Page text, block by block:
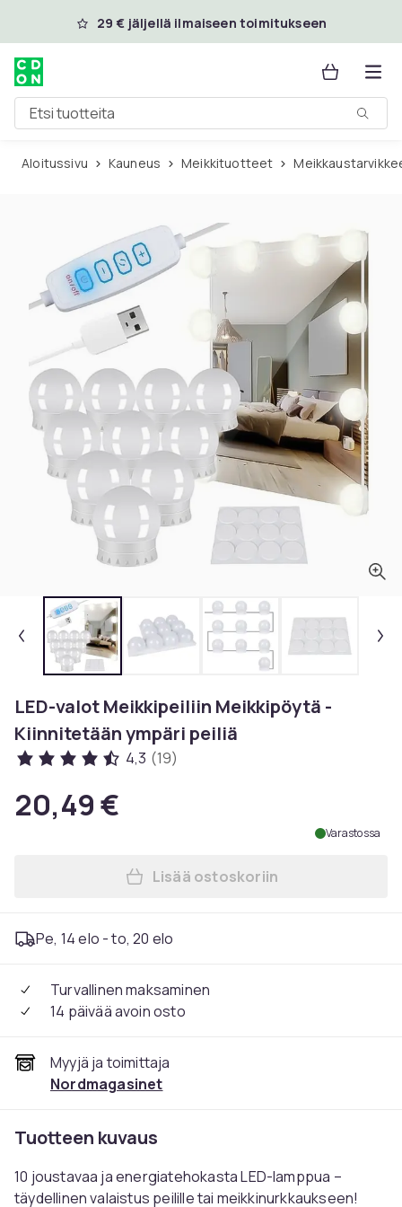
Ohita ja siirry pääsisältöön
29 € jäljellä ilmaiseen toimitukseen
Etsi tuotteita
Aloitussivu Kauneus Meikkituotteet
LED-valot Meikkipeiliin Meikkipöytä -
Kiinnitetään ympäri peiliä
4,3 (19)
20,49 €
Varastossa
Lisää LED-valot
Lisää ostoskoriin
Pe, 14 elo - to, 20 elo
Turvallinen maksaminen
14 päivää avoin osto
Myyjä ja toimittaja
Nordmagasinet
Tuotteen kuvaus
10 joustavaa ja energiatehokasta LED-lamppua –
täydellinen valaistus peilille tai meikkinurkkaukseen!